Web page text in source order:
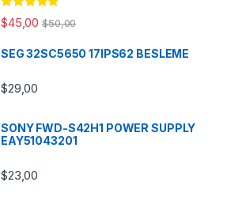
5 üzerinden
5.00oy aldı
$45,00 $50,00
SEG 32SC5650 17IPS62 BESLEME
$29,00
SONY FWD-S42H1 POWER SUPPLY
EAY51043201
$23,00